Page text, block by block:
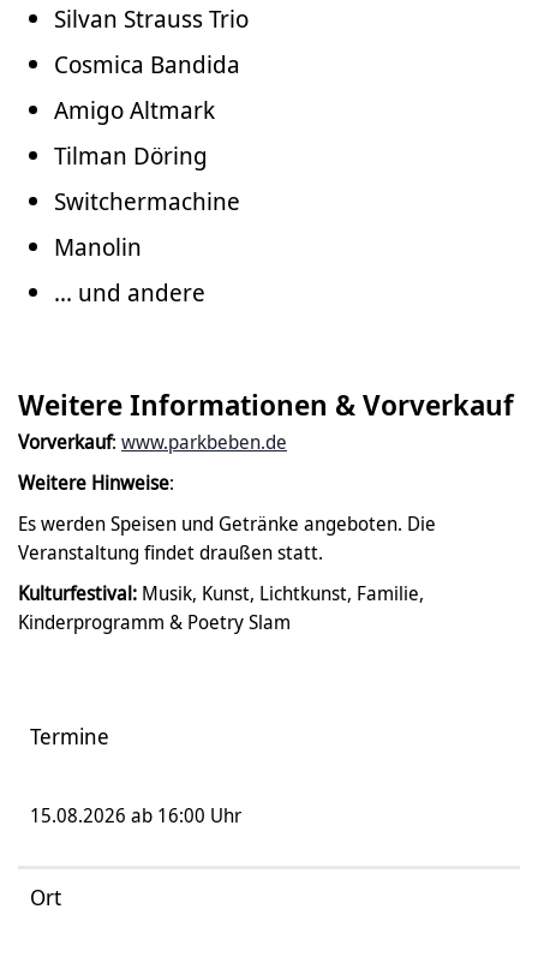
Silvan Strauss Trio
Cosmica Bandida
Amigo Altmark
Tilman Döring
Switchermachine
Manolin
... und andere
Weitere Informationen & Vorverkauf
Vorverkauf: www.parkbeben.de
Weitere Hinweise:
Es werden Speisen und Getränke angeboten. Die
Veranstaltung findet draußen statt.
Kulturfestival: Musik, Kunst, Lichtkunst, Familie,
Kinderprogramm & Poetry Slam
Termine
15.08.2026 ab 16:00 Uhr
Ort